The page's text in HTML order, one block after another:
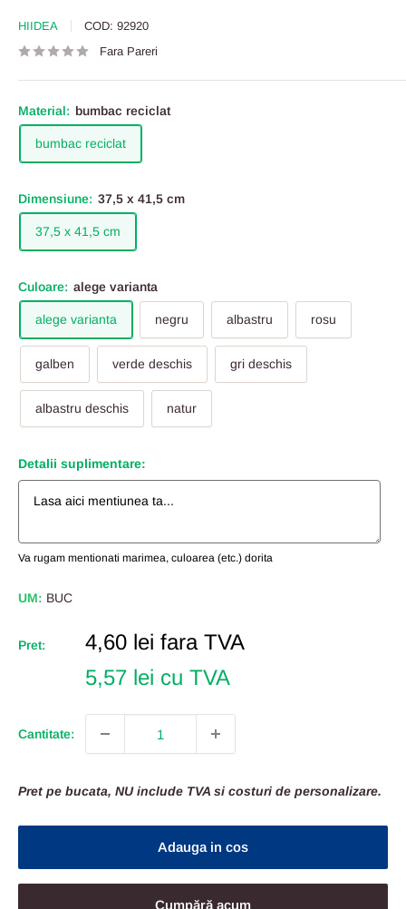
HIIDEA COD: 92920
Fara Pareri
Material: bumbac reciclat
bumbac reciclat
Dimensiune: 37,5 x 41,5 cm
37,5 x 41,5 cm
Culoare: alege varianta
alege varianta negru albastru rosu
galben verde deschis gri deschis
albastru deschis natur
Detalii suplimentare:
Va rugam mentionati marimea, culoarea (etc.) dorita
UM: BUC
Pret:
Pret
Redus
4,60 lei fara TVA
5,57 lei cu TVA
Cantitate:
Pret pe bucata, NU include TVA si costuri de personalizare.
Adauga in cos
Cumpără acum